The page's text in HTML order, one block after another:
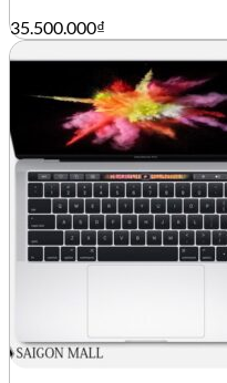
35.500.000₫